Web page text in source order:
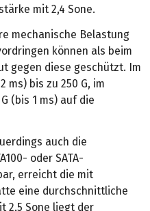
mit 2,4 Sone.
mechanische Belastung
können als beim
gegen diese geschützt. Im
ms) bis zu 250 G, im
(bis 1 ms) auf die
auch die
oder SATA-
erreicht die mit
eine durchschnittliche
2,5 Sone liegt der